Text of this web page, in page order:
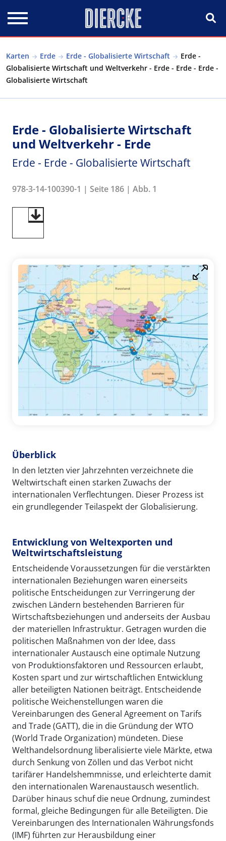
Karten Erde Erde - Globalisierte Wirtschaft
Erde -
Globalisierte Wirtschaft und Weltverkehr - Erde - Erde - Erde -
Globalisierte Wirtschaft
Erde - Globalisierte Wirtschaft
und Weltverkehr - Erde
Erde - Erde - Globalisierte Wirtschaft
978-3-14-100390-1 | Seite 186 | Abb. 1
Überblick
In den letzten vier Jahrzehnten verzeichnete die
Weltwirtschaft einen starken Zuwachs der
internationalen Verflechtungen. Dieser Prozess ist
ein grundlegender Teilaspekt der Globalisierung.
Entwicklung von Weltexporten und
Weltwirtschaftsleistung
Entscheidende Voraussetzungen für die verstärkten
internationalen Beziehungen waren einerseits
politische Entscheidungen zur Verringerung der
zwischen Ländern bestehenden Barrieren für
Wirtschaftsbeziehungen und anderseits der Ausbau
der materiellen Infrastruktur. Getragen wurden die
politischen Maßnahmen von der Idee, dass
internationaler Austausch eine optimale Nutzung
von Produktionsfaktoren und Ressourcen erlaubt,
Kosten spart und zur wirtschaftlichen Entwicklung
aller beteiligten Nationen beiträgt. Entscheidende
politische Weichenstellungen waren die
Vereinbarungen des General Agreement on Tarifs
and Trade (GATT), die in die Gründung der WTO
(World Trade Organization) mündeten. Diese
Welthandelsordnung liberalisierte viele Märkte, etwa
durch Senkung von Zöllen und das Verbot nicht
tarifärer Handelshemmnisse, und erleichterte damit
den internationalen Warenaustausch wesentlich.
Darüber hinaus schuf die neue Ordnung, zumindest
formal, gleiche Bedingungen für alle Beteiligten. Die
Vereinbarungen des Internationalen Währungsfonds
(IMF) führten zur Herausbildung einer